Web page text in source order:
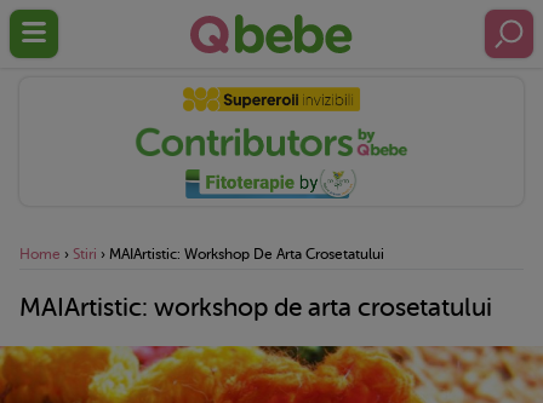
Home › Stiri › MAIArtistic: Workshop De Arta Crosetatului
MAIArtistic: workshop de arta crosetatului